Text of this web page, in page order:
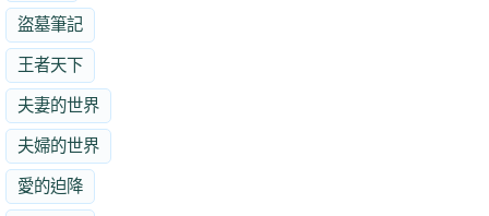
盜墓筆記
王者天下
夫妻的世界
夫婦的世界
愛的迫降